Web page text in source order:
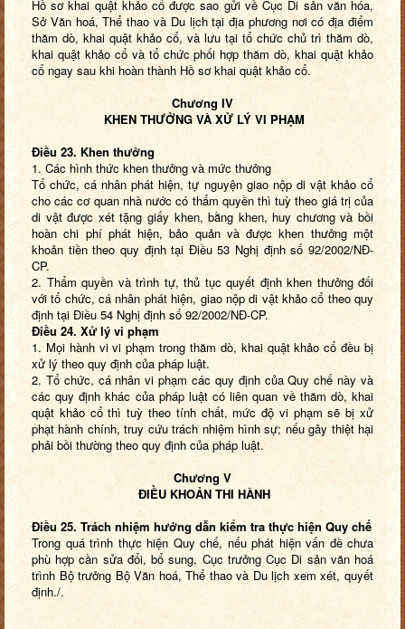
Hồ sơ khai quật khảo cổ được sao gửi về Cục Di sản văn hóa,
Sở Văn hoá, Thể thao và Du lịch tại địa phương nơi có địa điểm
thăm dò, khai quật khảo cổ, và lưu tại tổ chức chủ trì thăm dò,
khai quật khảo cổ và tổ chức phối hợp thăm dò, khai quật khảo
cổ ngay sau khi hoàn thành Hồ sơ khai quật khảo cổ.
Chương IV
KHEN THƯỞNG VÀ XỬ LÝ VI PHẠM
Điều 23. Khen thưởng
1. Các hình thức khen thưởng và mức thưởng
Tổ chức, cá nhân phát hiện, tự nguyện giao nộp di vật khảo cổ
cho các cơ quan nhà nước có thẩm quyền thì tuỳ theo giá trị của
di vật được xét tặng giấy khen, bằng khen, huy chương và bồi
hoàn chi phí phát hiện, bảo quản và được khen thưởng một
khoản tiền theo quy định tại Điều 53 Nghị định số 92/2002/NĐ-
CP.
2. Thẩm quyền và trình tự, thủ tục quyết định khen thưởng đối
với tổ chức, cá nhân phát hiện, giao nộp di vật khảo cổ theo quy
định tại Điều 54 Nghị định số 92/2002/NĐ-CP.
Điều 24. Xử lý vi phạm
1. Mọi hành vi vi phạm trong thăm dò, khai quật khảo cổ đều bị
xử lý theo quy định của pháp luật.
2. Tổ chức, cá nhân vi phạm các quy định của Quy chế này và
các quy định khác của pháp luật có liên quan về thăm dò, khai
quật khảo cổ thì tuỳ theo tính chất, mức độ vi phạm sẽ bị xử
phạt hành chính, truy cứu trách nhiệm hình sự; nếu gây thiệt hại
phải bồi thường theo quy định của pháp luật.
Chương V
ĐIỀU KHOẢN THI HÀNH
Điều 25. Trách nhiệm hướng dẫn kiểm tra thực hiện Quy chế
Trong quá trình thực hiện Quy chế, nếu phát hiện vấn đề chưa
phù hợp cần sửa đổi, bổ sung, Cục trưởng Cục Di sản văn hoá
trình Bộ trưởng Bộ Văn hoá, Thể thao và Du lịch xem xét, quyết
định./.